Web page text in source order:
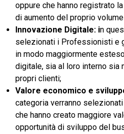
oppure che hanno registrato
di aumento del proprio
Innovazione Digitale: in
selezionati i Professionisti e
in modo maggiormente
digitale, sia al loro interno sia
propri clienti;
Valore economico e
categoria verranno
che hanno creato maggiore
opportunità di sviluppo del